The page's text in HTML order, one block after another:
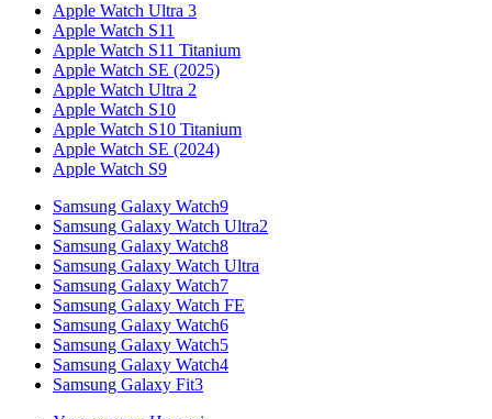
Apple Watch Ultra 3
Apple Watch S11
Apple Watch S11 Titanium
Apple Watch SE (2025)
Apple Watch Ultra 2
Apple Watch S10
Apple Watch S10 Titanium
Apple Watch SE (2024)
Apple Watch S9
Samsung Galaxy Watch9
Samsung Galaxy Watch Ultra2
Samsung Galaxy Watch8
Samsung Galaxy Watch Ultra
Samsung Galaxy Watch7
Samsung Galaxy Watch FE
Samsung Galaxy Watch6
Samsung Galaxy Watch5
Samsung Galaxy Watch4
Samsung Galaxy Fit3